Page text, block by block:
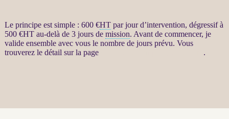
Le principe est simple : 600 €HTpar jour d’intervention, dégressif à
500 €HTau-delà de 3 jours de mission. Avant de commencer, je
valide ensemble avec vous le nombre de jours prévu. Vous
trouverez le détail sur la page
.